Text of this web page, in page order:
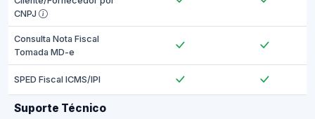
CNPJ
Consulta Nota Fiscal
Tomada MD-e
SPED Fiscal ICMS/IPI
Suporte Técnico